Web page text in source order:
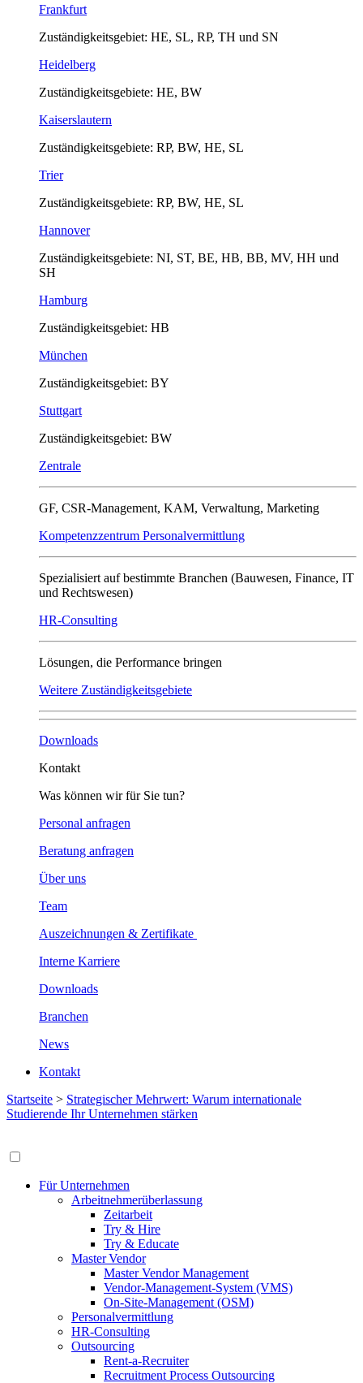
Frankfurt
Zuständigkeitsgebiet: HE, SL, RP, TH und SN
Heidelberg
Zuständigkeitsgebiete: HE, BW
Kaiserslautern
Zuständigkeitsgebiete: RP, BW, HE, SL
Trier
Zuständigkeitsgebiete: RP, BW, HE, SL
Hannover
Zuständigkeitsgebiete: NI, ST, BE, HB, BB, MV, HH und
SH
Hamburg
Zuständigkeitsgebiet: HB
München
Zuständigkeitsgebiet: BY
Stuttgart
Zuständigkeitsgebiet: BW
Zentrale
GF, CSR-Management, KAM, Verwaltung, Marketing
Kompetenzzentrum Personalvermittlung
Spezialisiert auf bestimmte Branchen (Bauwesen, Finance, IT
und Rechtswesen)
HR-Consulting
Lösungen, die Performance bringen
Weitere Zuständigkeitsgebiete
Downloads
Kontakt
Was können wir für Sie tun?
Personal anfragen
Beratung anfragen
Über uns
Team
Auszeichnungen & Zertifikate
Interne Karriere
Downloads
Branchen
News
Kontakt
Startseite > Strategischer Mehrwert: Warum internationale
Studierende Ihr Unternehmen stärken
Für Unternehmen
Arbeitnehmerüberlassung
Zeitarbeit
Try & Hire
Try & Educate
Master Vendor
Master Vendor Management
Vendor-Management-System (VMS)
On-Site-Management (OSM)
Personalvermittlung
HR-Consulting
Outsourcing
Rent-a-Recruiter
Recruitment Process Outsourcing